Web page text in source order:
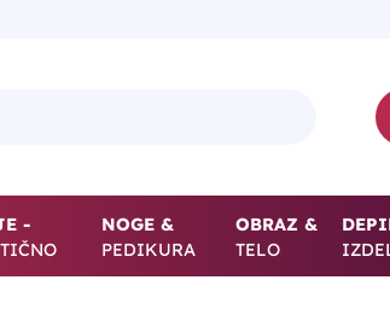
-
NOGE &
PEDIKURA
OBRAZ &
TELO